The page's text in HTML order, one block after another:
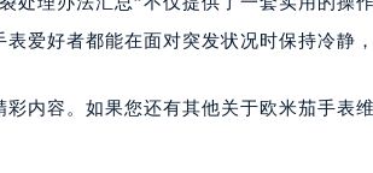
爱好者都能在面对突发状况时保持冷静
彩内容。如果您还有其他关于欧米茄手表